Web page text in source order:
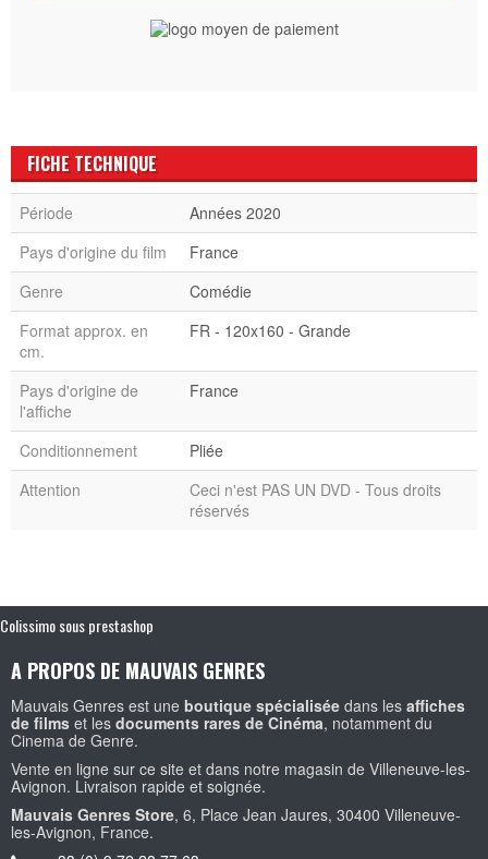
FICHE TECHNIQUE
Période
Années 2020
Pays d'origine du film
France
Genre
Comédie
Format approx. en
cm.
FR - 120x160 - Grande
Pays d'origine de
l'affiche
France
Conditionnement
Pliée
Attention
Ceci n'est PAS UN DVD - Tous droits
réservés
Colissimo sous prestashop
A PROPOS DE MAUVAIS GENRES
Mauvais Genres est une boutique spécialisée dans les affiches
de films et les documents rares de Cinéma, notamment du
Cinema de Genre.
Vente en ligne sur ce site et dans notre magasin de Villeneuve-les-
Avignon. Livraison rapide et soignée.
Mauvais Genres Store, 6, Place Jean Jaures, 30400 Villeneuve-
les-Avignon, France.